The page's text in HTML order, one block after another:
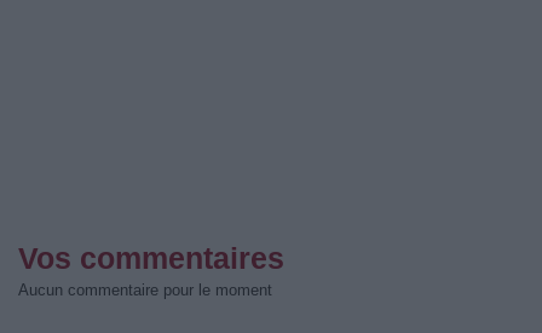
Vos commentaires
Aucun commentaire pour le moment